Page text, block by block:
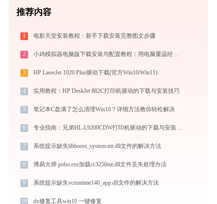
推荐内容
1 电影天堂安装教程：新手下载安装完整图文步骤
2 小鸡模拟器电脑版下载安装与配置教程：用电脑重温经典街机与掌机游戏
3 HP LaserJet 1020 Plus驱动下载(官方Win10/Win11)
4 实用教程：HP DeskJet 882C打印机驱动的下载与安装技巧
5 笔记本C盘满了怎么清理Win10？详细方法教你轻松解决
6 专业指南：兄弟HL-L9200CDW打印机驱动的下载与安装步骤详解
7 系统提示缺失libboost_system-mt.dll文件的解决方法
8 博易大师 pobo.exe加载cc3250mt.dll文件丢失处理办法
9 系统提示缺失vcruntime140_app.dll文件的解决方法
10 dx修复工具win10 一键修复